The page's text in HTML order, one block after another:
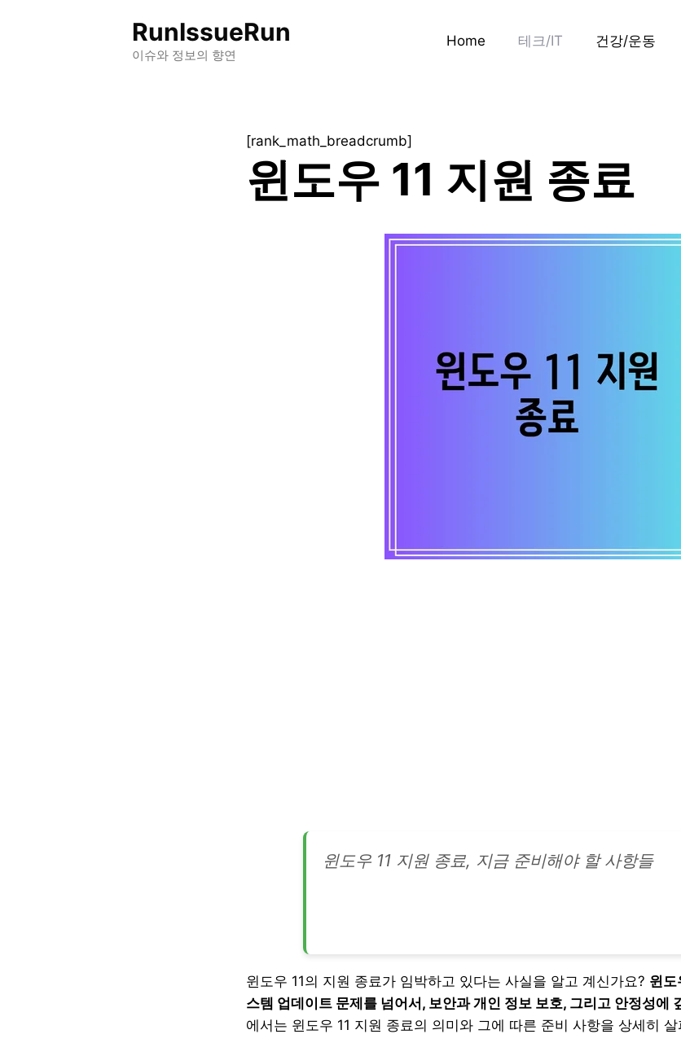
RunIssueRun
이슈와 정보의 향연
Home 테크/IT 건강/운동
[rank_math_breadcrumb]
윈도우 11 지원 종료
윈도우 11 지원 종료, 지금 준비해야 할 사항들
윈도우 11의 지원 종료가 임박하고 있다는 사실을 알고 계신가요? 윈도
스템 업데이트 문제를 넘어서, 보안과 개인 정보 보호, 그리고 안정성에
에서는 윈도우 11 지원 종료의 의미와 그에 따른 준비 사항을 상세히